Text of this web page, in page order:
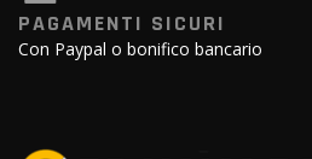
PAGAMENTI SICURI
Con Paypal o bonifico bancario